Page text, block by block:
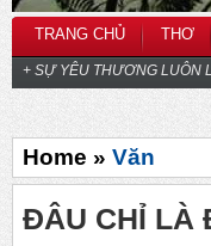
TRANG CHỦ THƠ
+ SỰ YÊU THƯƠNG LUÔN
Home » Văn
ĐÂU CHỈ LÀ